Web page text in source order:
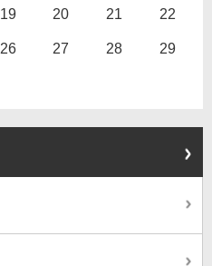
19 20 21 22
26 27 28 29